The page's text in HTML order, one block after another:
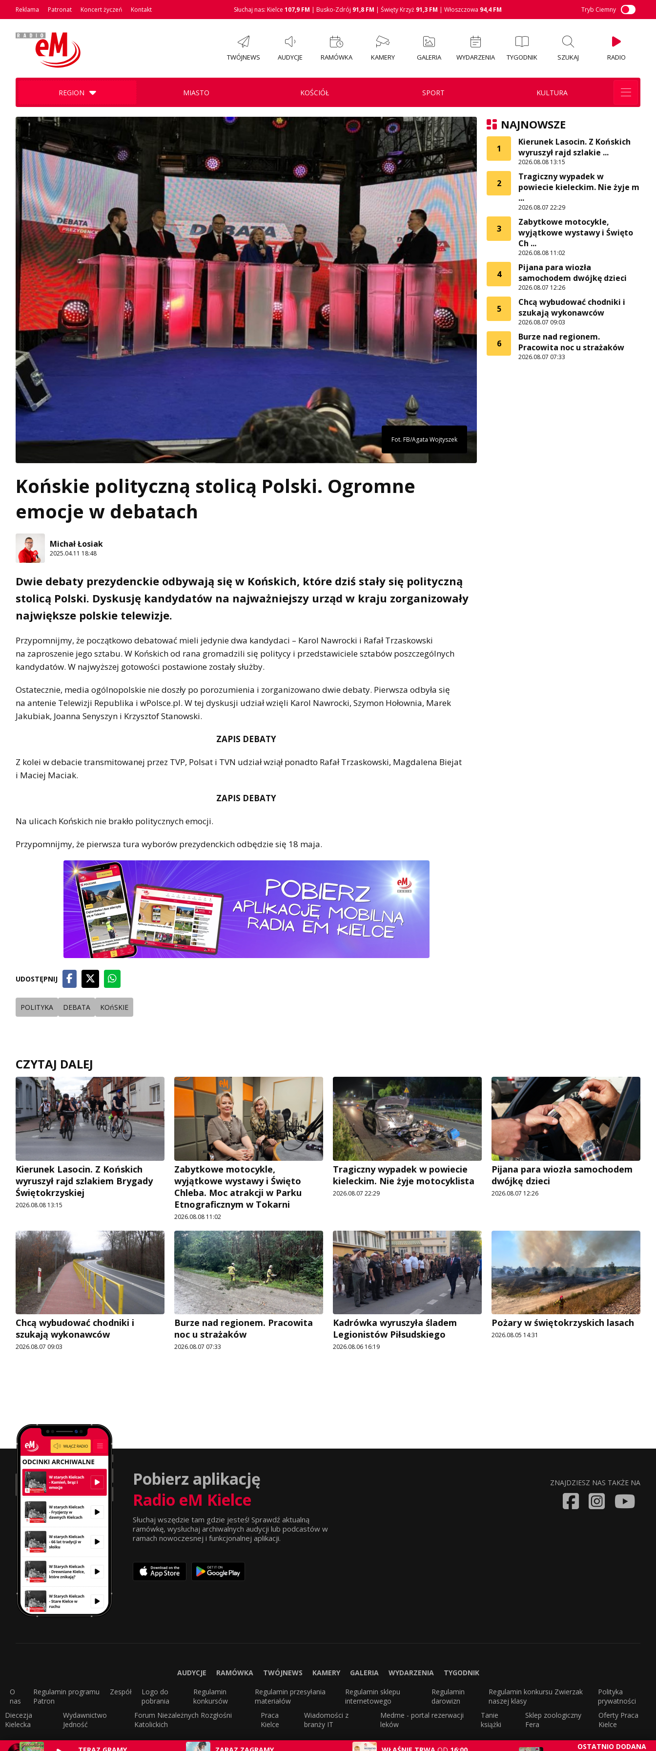
Reklama Patronat Koncert życzeń Kontakt Słuchaj nas: Kielce 107,9 FM | Busko-Zdrój 91,8 FM | Święty Krzyż 91,3 FM | Włoszczowa 94,4 FM Tryb Ciemny
TWÓJNEWS AUDYCJE RAMÓWKA KAMERY GALERIA WYDARZENIA TYGODNIK SZUKAJ RADIO
REGION MIASTO KOŚCIÓŁ SPORT KULTURA
Fot. FB/Agata Wojtyszek
Końskie polityczną stolicą Polski. Ogromne
emocje w debatach
Michał Łosiak
2025.04.11 18:48
Dwie debaty prezydenckie odbywają się w Końskich, które dziś stały się polityczną
stolicą Polski. Dyskusję kandydatów na najważniejszy urząd w kraju zorganizowały
największe polskie telewizje.
Przypomnijmy, że początkowo debatować mieli jedynie dwa kandydaci – Karol Nawrocki i Rafał Trzaskowski
na zaproszenie jego sztabu. W Końskich od rana gromadzili się politycy i przedstawiciele sztabów poszczególnych
kandydatów. W najwyższej gotowości postawione zostały służby.
Ostatecznie, media ogólnopolskie nie doszły po porozumienia i zorganizowano dwie debaty. Pierwsza odbyła się
na antenie Telewizji Republika i wPolsce.pl. W tej dyskusji udział wzięli Karol Nawrocki, Szymon Hołownia, Marek
Jakubiak, Joanna Senyszyn i Krzysztof Stanowski.
ZAPIS DEBATY
Z kolei w debacie transmitowanej przez TVP, Polsat i TVN udział wziął ponadto Rafał Trzaskowski, Magdalena Biejat
i Maciej Maciak.
ZAPIS DEBATY
Na ulicach Końskich nie brakło politycznych emocji.
Przypomnijmy, że pierwsza tura wyborów prezydenckich odbędzie się 18 maja.
UDOSTĘPNIJ
POLITYKA DEBATA KOńSKIE
NAJNOWSZE
1
Kierunek Lasocin. Z Końskich
wyruszył rajd szlakie ...
2026.08.08 13:15
2
Tragiczny wypadek w
powiecie kieleckim. Nie żyje m
...
2026.08.07 22:29
3
Zabytkowe motocykle,
wyjątkowe wystawy i Święto
Ch ...
2026.08.08 11:02
4
Pijana para wiozła
samochodem dwójkę dzieci
2026.08.07 12:26
5
Chcą wybudować chodniki i
szukają wykonawców
2026.08.07 09:03
6
Burze nad regionem.
Pracowita noc u strażaków
2026.08.07 07:33
CZYTAJ DALEJ
Kierunek Lasocin. Z Końskich
wyruszył rajd szlakiem Brygady
Świętokrzyskiej
2026.08.08 13:15
Zabytkowe motocykle,
wyjątkowe wystawy i Święto
Chleba. Moc atrakcji w Parku
Etnograficznym w Tokarni
2026.08.08 11:02
Tragiczny wypadek w powiecie
kieleckim. Nie żyje motocyklista
2026.08.07 22:29
Pijana para wiozła samochodem
dwójkę dzieci
2026.08.07 12:26
Chcą wybudować chodniki i
szukają wykonawców
2026.08.07 09:03
Burze nad regionem. Pracowita
noc u strażaków
2026.08.07 07:33
Kadrówka wyruszyła śladem
Legionistów Piłsudskiego
2026.08.06 16:19
Pożary w świętokrzyskich lasach
2026.08.05 14:31
OSTATNIO DODANA
Pobierz aplikację
Radio eM Kielce
Słuchaj wszędzie tam gdzie jesteś! Sprawdź aktualną
ramówkę, wysłuchaj archiwalnych audycji lub podcastów w
ramach nowoczesnej i funkcjonalnej aplikacji.
ZNAJDZIESZ NAS TAKŻE NA
AUDYCJE RAMÓWKA TWÓJNEWS KAMERY GALERIA WYDARZENIA TYGODNIK
O
nas
Regulamin programu
Patron
Zespół
Logo do
pobrania
Regulamin
konkursów
Regulamin przesyłania
materiałów
Regulamin sklepu
internetowego
Regulamin
darowizn
Regulamin konkursu Zwierzak
naszej klasy
Polityka
prywatności
Diecezja
Kielecka
Wydawnictwo
Jedność
Forum Niezależnych Rozgłośni
Katolickich
Praca
Kielce
Wiadomości z
branży IT
Medme - portal rezerwacji
leków
Tanie
książki
Sklep zoologiczny
Fera
Oferty Praca
Kielce